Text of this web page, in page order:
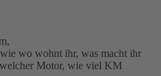
wo wohnt ihr, was macht ihr
Motor, wie viel KM